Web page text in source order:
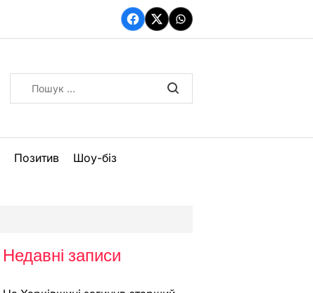
Facebook
TwitterWhatsApp
Позитив Шоу-біз
Недавні записи